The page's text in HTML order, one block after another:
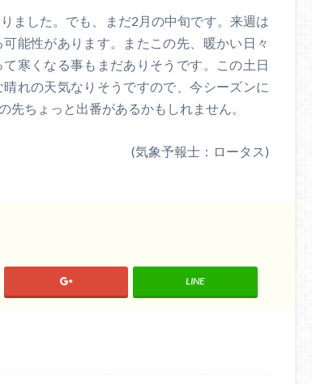
ました。でも、まだ2月の中旬です。来週は
能性があります。またこの先、暖かい日々
寒くなる事もまだありそうです。この土日
れの天気なりそうですので、今シーズンに
先ちょっと出番があるかもしれません。
(気象予報士：ロータス)
LINE